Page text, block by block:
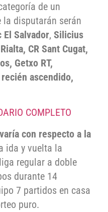
de un
disputarán serán
El Salvador, Silicius
CR Sant Cugat,
Getxo RT,
ascendido,
COMPLETO
con respecto a la
ida y vuelta la
regular a doble
durante 14
7 partidos en casa
puro.